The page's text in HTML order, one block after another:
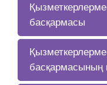
басқармасы
басқармасының